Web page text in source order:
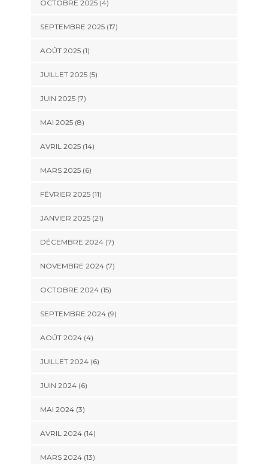
OCTOBRE 2025 (4)
SEPTEMBRE 2025 (17)
AOÛT 2025 (1)
JUILLET 2025 (5)
JUIN 2025 (7)
MAI 2025 (8)
AVRIL 2025 (14)
MARS 2025 (6)
FÉVRIER 2025 (11)
JANVIER 2025 (21)
DÉCEMBRE 2024 (7)
NOVEMBRE 2024 (7)
OCTOBRE 2024 (15)
SEPTEMBRE 2024 (9)
AOÛT 2024 (4)
JUILLET 2024 (6)
JUIN 2024 (6)
MAI 2024 (3)
AVRIL 2024 (14)
MARS 2024 (13)